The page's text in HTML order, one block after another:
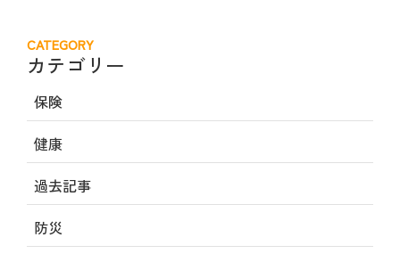
CATEGORY
カテゴリー
保険
健康
過去記事
防災